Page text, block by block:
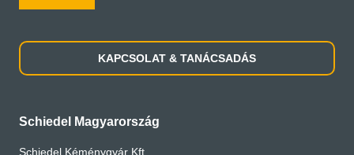
KAPCSOLAT & TANÁCSADÁS
Schiedel Magyarország
Schiedel Kéménygyár Kft.